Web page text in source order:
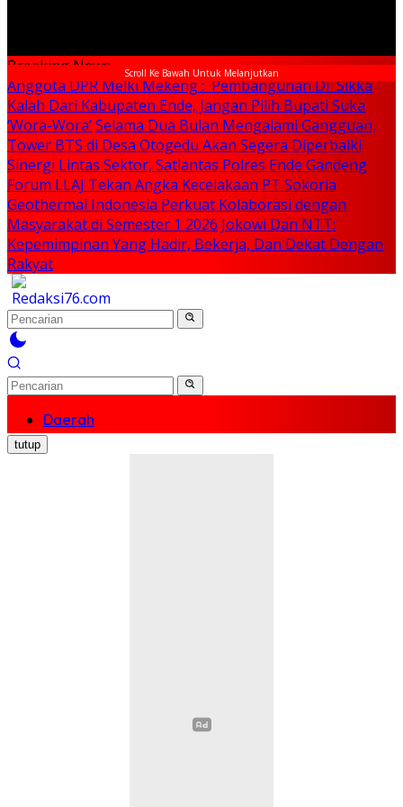
Scroll Ke Bawah Untuk Melanjutkan
Breaking News
Anggota DPR Melki Mekeng : Pembangunan Di Sikka
Kalah Dari Kabupaten Ende, Jangan Pilih Bupati Suka
‘Wora-Wora’Selama Dua Bulan Mengalami Gangguan,
Tower BTS di Desa Otogedu Akan Segera Diperbaiki
Sinergi Lintas Sektor, Satlantas Polres Ende Gandeng
Forum LLAJ Tekan Angka Kecelakaan PT Sokoria
Geothermal Indonesia Perkuat Kolaborasi dengan
Masyarakat di Semester 1 2026 Jokowi Dan NTT:
Kepemimpinan Yang Hadir, Bekerja, Dan Dekat Dengan
Rakyat
Daerah
Nasional
Politik
tutup